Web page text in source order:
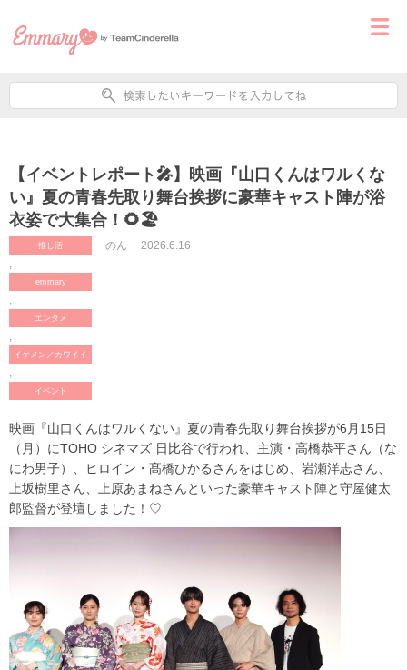
【イベントレポート🎤】映画『山口くんはワルくな
い』夏の青春先取り舞台挨拶に豪華キャスト陣が浴
衣姿で大集合！🌻🏖️
推し活
,
emmary
,
エンタメ
,
イケメン／カワイイ
,
イベント
のん 2026.6.16
映画『山口くんはワルくない』夏の青春先取り舞台挨拶が6月15日
（月）にTOHO シネマズ 日比谷で行われ、主演・高橋恭平さん（な
にわ男子）、ヒロイン・髙橋ひかるさんをはじめ、岩瀬洋志さん、
上坂樹里さん、上原あまねさんといった豪華キャスト陣と守屋健太
郎監督が登壇しました！♡